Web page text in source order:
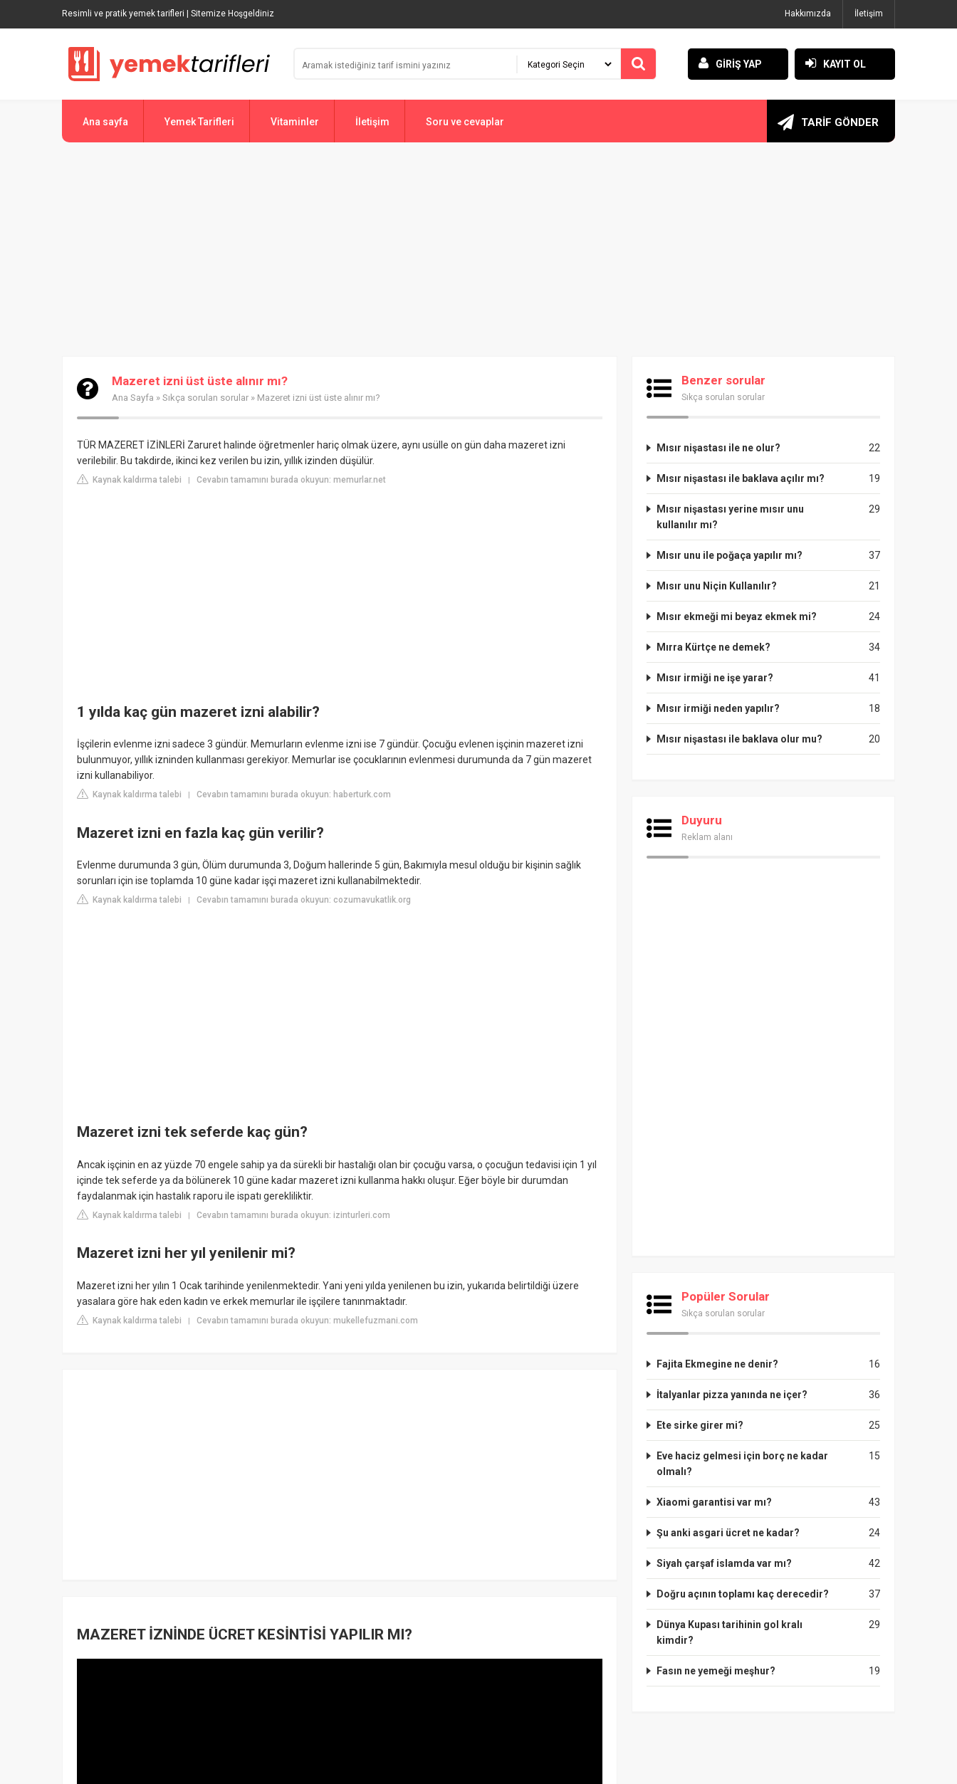
Resimli ve pratik yemek tarifleri | Sitemize Hoşgeldiniz Hakkımızda İletişim
GİRİŞ YAP KAYIT OL
Ana sayfa Yemek Tarifleri Vitaminler İletişim Soru ve cevaplar TARİF GÖNDER
Mazeret izni üst üste alınır mı?
Ana Sayfa » Sıkça sorulan sorular » Mazeret izni üst üste alınır mı?
TÜR MAZERET İZİNLERİ Zaruret halinde öğretmenler hariç olmak üzere, aynı usülle on gün daha mazeret izni
verilebilir. Bu takdirde, ikinci kez verilen bu izin, yıllık izinden düşülür.
Kaynak kaldırma talebi | Cevabın tamamını burada okuyun: memurlar.net
1 yılda kaç gün mazeret izni alabilir?
İşçilerin evlenme izni sadece 3 gündür. Memurların evlenme izni ise 7 gündür. Çocuğu evlenen işçinin mazeret izni
bulunmuyor, yıllık izninden kullanması gerekiyor. Memurlar ise çocuklarının evlenmesi durumunda da 7 gün mazeret
izni kullanabiliyor.
Kaynak kaldırma talebi Cevabın tamamını burada okuyun: haberturk.com
Mazeret izni en fazla kaç gün verilir?
Evlenme durumunda 3 gün, Ölüm durumunda 3, Doğum hallerinde 5 gün, Bakımıyla mesul olduğu bir kişinin sağlık
sorunları için ise toplamda 10 güne kadar işçi mazeret izni kullanabilmektedir.
Kaynak kaldırma talebi Cevabın tamamını burada okuyun: cozumavukatlik.org
Mazeret izni tek seferde kaç gün?
Ancak işçinin en az yüzde 70 engele sahip ya da sürekli bir hastalığı olan bir çocuğu varsa, o çocuğun tedavisi için 1 yıl
içinde tek seferde ya da bölünerek 10 güne kadar mazeret izni kullanma hakkı oluşur. Eğer böyle bir durumdan
faydalanmak için hastalık raporu ile ispatı gerekliliktir.
Kaynak kaldırma talebi | Cevabın tamamını burada okuyun: izinturleri.com
Mazeret izni her yıl yenilenir mi?
Mazeret izni her yılın 1 Ocak tarihinde yenilenmektedir. Yani yeni yılda yenilenen bu izin, yukarıda belirtildiği üzere
yasalara göre hak eden kadın ve erkek memurlar ile işçilere tanınmaktadır.
Kaynak kaldırma talebi | Cevabın tamamını burada okuyun: mukellefuzmani.com
MAZERET İZNİNDE ÜCRET KESİNTİSİ YAPILIR MI?
Benzer sorular
Sıkça sorulan sorular
22
Mısır nişastası ile ne olur?
19
Mısır nişastası ile baklava açılır mı?
29
Mısır nişastası yerine mısır unu
kullanılır mı?
37
Mısır unu ile poğaça yapılır mı?
21
Mısır unu Niçin Kullanılır?
24
Mısır ekmeği mi beyaz ekmek mi?
34
Mırra Kürtçe ne demek?
41
Mısır irmiği ne işe yarar?
18
Mısır irmiği neden yapılır?
20
Mısır nişastası ile baklava olur mu?
Duyuru
Reklam alanı
Popüler Sorular
Sıkça sorulan sorular
16
Fajita Ekmegine ne denir?
36
İtalyanlar pizza yanında ne içer?
25
Ete sirke girer mi?
15
Eve haciz gelmesi için borç ne kadar
olmalı?
43
Xiaomi garantisi var mı?
24
Şu anki asgari ücret ne kadar?
42
Siyah çarşaf islamda var mı?
37
Doğru açının toplamı kaç derecedir?
29
Dünya Kupası tarihinin gol kralı
kimdir?
19
Fasın ne yemeği meşhur?